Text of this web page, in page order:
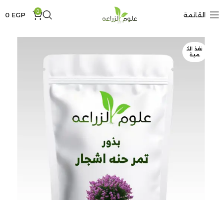
القائمة 0
0 EGP
نفذ الك
مية